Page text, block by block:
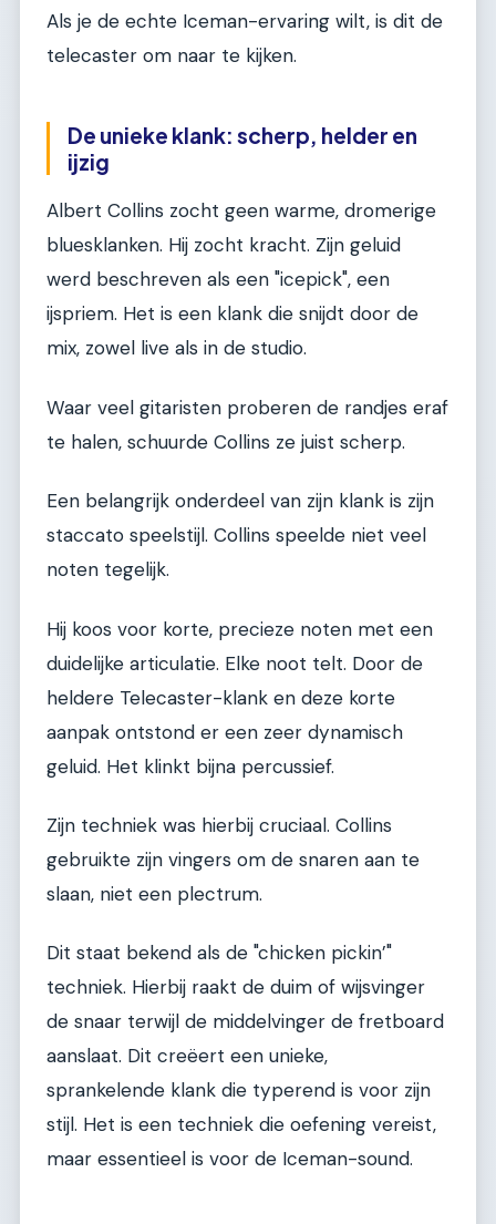
Als je de echte Iceman-ervaring wilt, is dit de
telecaster om naar te kijken.
De unieke klank: scherp, helder en
ijzig
Albert Collins zocht geen warme, dromerige
bluesklanken. Hij zocht kracht. Zijn geluid
werd beschreven als een "icepick", een
ijspriem. Het is een klank die snijdt door de
mix, zowel live als in de studio.
Waar veel gitaristen proberen de randjes eraf
te halen, schuurde Collins ze juist scherp.
Een belangrijk onderdeel van zijn klank is zijn
staccato speelstijl. Collins speelde niet veel
noten tegelijk.
Hij koos voor korte, precieze noten met een
duidelijke articulatie. Elke noot telt. Door de
heldere Telecaster-klank en deze korte
aanpak ontstond er een zeer dynamisch
geluid. Het klinkt bijna percussief.
Zijn techniek was hierbij cruciaal. Collins
gebruikte zijn vingers om de snaren aan te
slaan, niet een plectrum.
Dit staat bekend als de "chicken pickin’"
techniek. Hierbij raakt de duim of wijsvinger
de snaar terwijl de middelvinger de fretboard
aanslaat. Dit creëert een unieke,
sprankelende klank die typerend is voor zijn
stijl. Het is een techniek die oefening vereist,
maar essentieel is voor de Iceman-sound.